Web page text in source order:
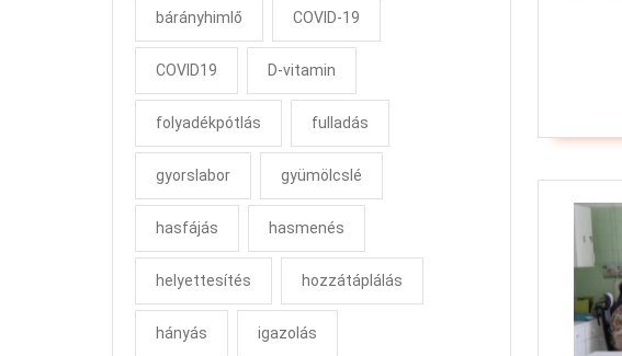
bárányhimlő COVID-19
COVID19 D-vitamin
folyadékpótlás fulladás
gyorslabor gyümölcslé
hasfájás hasmenés
helyettesítés hozzátáplálás
hányás igazolás